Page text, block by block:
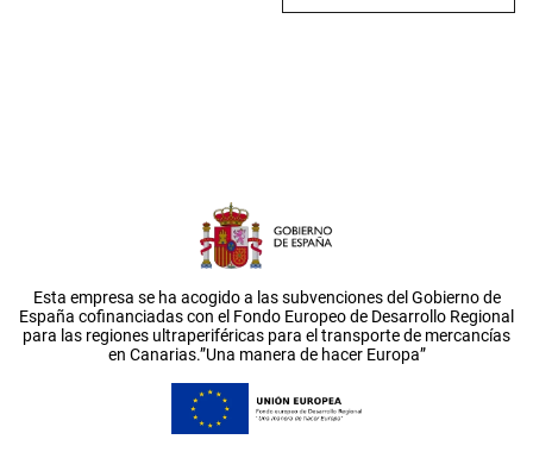
Esta empresa se ha acogido a las subvenciones del Gobierno de
España cofinanciadas con el Fondo Europeo de Desarrollo Regional
para las regiones ultraperiféricas para el transporte de mercancías
en Canarias.”Una manera de hacer Europa”